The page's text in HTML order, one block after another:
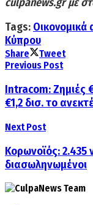
culpanews.gr με
Tags: Οικονομικά
Κύπρου
Share
Tweet
Previous Post
Intracom: Ζημιές
€1,2 δισ. το
Next Post
Κορωνοϊός: 2.435
διασωληνωμένοι